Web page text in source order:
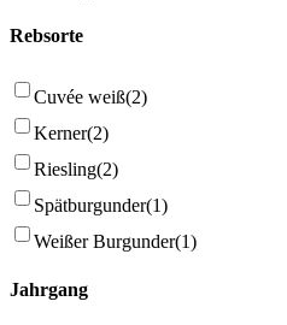
Rebsorte
Cuvée weiß(2)
Kerner(2)
Riesling(2)
Spätburgunder(1)
Weißer Burgunder(1)
Jahrgang